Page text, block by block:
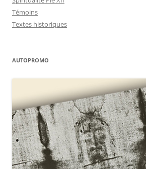
Témoins
Textes historiques
AUTOPROMO